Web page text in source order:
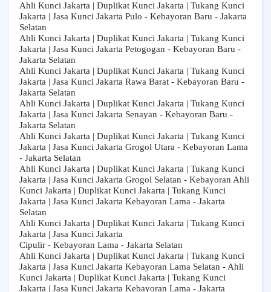
Ahli Kunci Jakarta | Duplikat Kunci Jakarta | Tukang Kunci
Jakarta | Jasa Kunci Jakarta Pulo - Kebayoran Baru - Jakarta
Selatan
Ahli Kunci Jakarta | Duplikat Kunci Jakarta | Tukang Kunci
Jakarta | Jasa Kunci Jakarta Petogogan - Kebayoran Baru -
Jakarta Selatan
Ahli Kunci Jakarta | Duplikat Kunci Jakarta | Tukang Kunci
Jakarta | Jasa Kunci Jakarta Rawa Barat - Kebayoran Baru -
Jakarta Selatan
Ahli Kunci Jakarta | Duplikat Kunci Jakarta | Tukang Kunci
Jakarta | Jasa Kunci Jakarta Senayan - Kebayoran Baru -
Jakarta Selatan
Ahli Kunci Jakarta | Duplikat Kunci Jakarta | Tukang Kunci
Jakarta | Jasa Kunci Jakarta Grogol Utara - Kebayoran Lama
- Jakarta Selatan
Ahli Kunci Jakarta | Duplikat Kunci Jakarta | Tukang Kunci
Jakarta | Jasa Kunci Jakarta Grogol Selatan - Kebayoran Ahli
Kunci Jakarta | Duplikat Kunci Jakarta | Tukang Kunci
Jakarta | Jasa Kunci Jakarta Kebayoran Lama - Jakarta
Selatan
Ahli Kunci Jakarta | Duplikat Kunci Jakarta | Tukang Kunci
Jakarta | Jasa Kunci Jakarta
Cipulir - Kebayoran Lama - Jakarta Selatan
Ahli Kunci Jakarta | Duplikat Kunci Jakarta | Tukang Kunci
Jakarta | Jasa Kunci Jakarta Kebayoran Lama Selatan - Ahli
Kunci Jakarta | Duplikat Kunci Jakarta | Tukang Kunci
Jakarta | Jasa Kunci Jakarta Kebayoran Lama - Jakarta